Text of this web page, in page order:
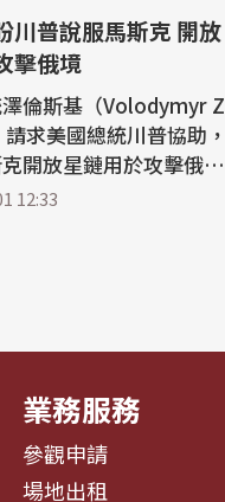
川普說服馬斯克 開放
擊俄境
倫斯基（Volodymyr Z
求美國總統川普協助，
開放星鏈用於攻擊俄羅
於此同時，川普對烏軍
12:33
業務服務
參觀申請
場地出租